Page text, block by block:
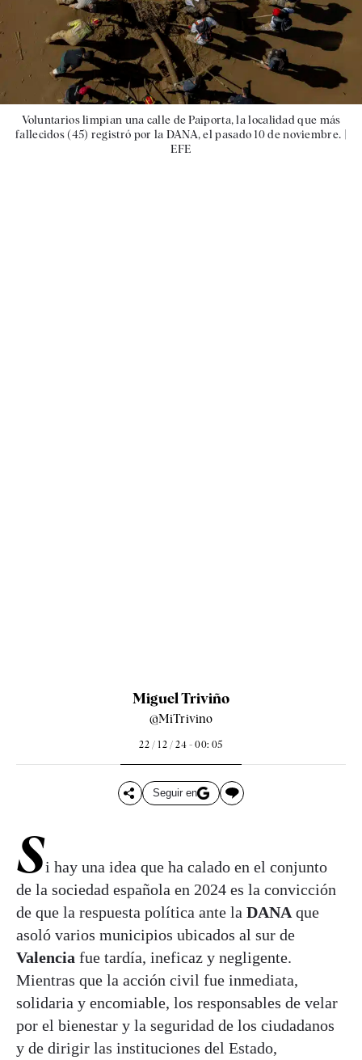
Voluntarios limpian una calle de Paiporta, la localidad que más
fallecidos (45) registró por la DANA, el pasado 10 de noviembre. |
EFE
Miguel Triviño
@MiTrivino
22 / 12 / 24 - 00: 05
Seguir en
Si hay una idea que ha calado en el conjunto
de la sociedad española en 2024 es la convicción
de que la respuesta política ante la DANA que
asoló varios municipios ubicados al sur de
Valencia fue tardía, ineficaz y negligente.
Mientras que la acción civil fue inmediata,
solidaria y encomiable, los responsables de velar
por el bienestar y la seguridad de los ciudadanos
y de dirigir las instituciones del Estado,